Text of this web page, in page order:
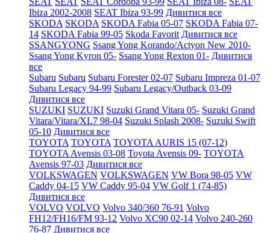
Ibiza 2002-2008 SEAT Ibiza 93-99 Дивитися все
SKODA SKODA SKODA Fabia 05-07 SKODA Fabia 07-
14 SKODA Fabia 99-05 Skoda Favorit Дивитися все
SSANGYONG Ssang Yong Korando/Actyon New 2010-
Ssang Yong Kyron 05- Ssang Yong Rexton 01- Дивитися
все
Subaru Subaru Subaru Forester 02-07 Subaru Impreza 01-07
Subaru Legacy 94-99 Subaru Legacy/Outback 03-09
Дивитися все
SUZUKI SUZUKI Suzuki Grand Vitara 05- Suzuki Grand
Vitara/Vitara/XL7 98-04 Suzuki Splash 2008- Suzuki Swift
05-10 Дивитися все
TOYOTA TOYOTA TOYOTA AURIS 15 (07-12)
TOYOTA Avensis 03-08 Toyota Avensis 09- TOYOTA
Avensis 97-03 Дивитися все
VOLKSWAGEN VOLKSWAGEN VW Bora 98-05 VW
Caddy 04-15 VW Caddy 95-04 VW Golf 1 (74-85)
Дивитися все
VOLVO VOLVO Volvo 340/360 76-91 Volvo
FH12/FH16/FM 93-12 Volvo XC90 02-14 Volvo 240-260
76-87 Дивитися все